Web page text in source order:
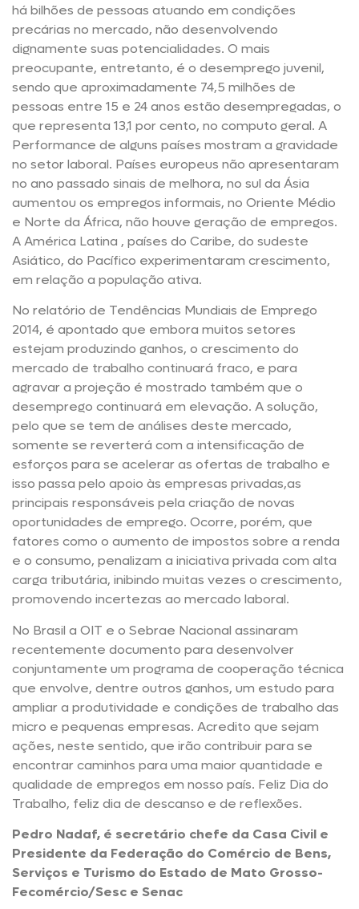
há bilhões de pessoas atuando em condições
precárias no mercado, não desenvolvendo
dignamente suas potencialidades. O mais
preocupante, entretanto, é o desemprego juvenil,
sendo que aproximadamente 74,5 milhões de
pessoas entre 15 e 24 anos estão desempregadas, o
que representa 13,1 por cento, no computo geral. A
Performance de alguns países mostram a gravidade
no setor laboral. Países europeus não apresentaram
no ano passado sinais de melhora, no sul da Ásia
aumentou os empregos informais, no Oriente Médio
e Norte da África, não houve geração de empregos.
A América Latina , países do Caribe, do sudeste
Asiático, do Pacífico experimentaram crescimento,
em relação a população ativa.
No relatório de Tendências Mundiais de Emprego
2014, é apontado que embora muitos setores
estejam produzindo ganhos, o crescimento do
mercado de trabalho continuará fraco, e para
agravar a projeção é mostrado também que o
desemprego continuará em elevação. A solução,
pelo que se tem de análises deste mercado,
somente se reverterá com a intensificação de
esforços para se acelerar as ofertas de trabalho e
isso passa pelo apoio às empresas privadas,as
principais responsáveis pela criação de novas
oportunidades de emprego. Ocorre, porém, que
fatores como o aumento de impostos sobre a renda
e o consumo, penalizam a iniciativa privada com alta
carga tributária, inibindo muitas vezes o crescimento,
promovendo incertezas ao mercado laboral.
No Brasil a OIT e o Sebrae Nacional assinaram
recentemente documento para desenvolver
conjuntamente um programa de cooperação técnica
que envolve, dentre outros ganhos, um estudo para
ampliar a produtividade e condições de trabalho das
micro e pequenas empresas. Acredito que sejam
ações, neste sentido, que irão contribuir para se
encontrar caminhos para uma maior quantidade e
qualidade de empregos em nosso país. Feliz Dia do
Trabalho, feliz dia de descanso e de reflexões.
Pedro Nadaf, é secretário chefe da Casa Civil e
Presidente da Federação do Comércio de Bens,
Serviços e Turismo do Estado de Mato Grosso-
Fecomércio/Sesc e Senac